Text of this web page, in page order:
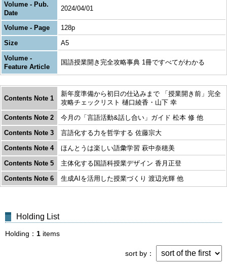
Volume - Pub.
Date
2024/04/01
Volume - Page
128p
Size
A5
Volume -
Feature Article
国語授業開き完全攻略事典 1冊ですべてがわかる
Contents Note 1
新年度準備から初日の仕込みまで 「授業開き前」完全
攻略チェックリスト 樋口綾香・山下 幸
Contents Note 2
今月の「言語活動&話し合い」ガイド 松本 修 他
Contents Note 3
言語化する力を哲学する 佐藤宗大
Contents Note 4
ほんとうは楽しい語彙学習 萩中奈穂美
Contents Note 5
主体化する国語科授業デザイン 香月正登
Contents Note 6
生成AIを活用した授業づくり 渡辺光輝 他
Holding List
Holding 1 items
sort by